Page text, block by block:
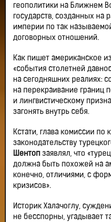
геополитики на Ближнем
государств, созданных на
империи по так
договорных отношений.
Как пишет американское
«события столетней
на сегодняшних реалиях:
на перекраивание границ
и лингвистическому
загонять внутрь себя.
Кстати, глава комиссии по
законодательству
Шентоп заявлял, что
должна быть похожей на
конечно, отличиями, с
кризисов».
Историк Халачоглу,
не бесспорны, угадывает